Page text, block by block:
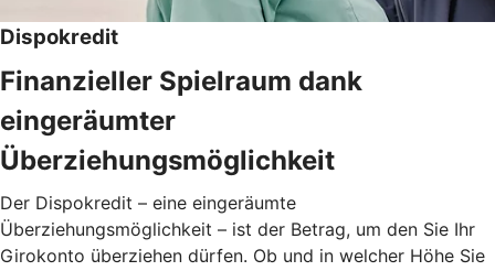
Dispokredit
Finanzieller Spielraum dank
eingeräumter
Überziehungsmöglichkeit
Der Dispokredit – eine eingeräumte
Überziehungsmöglichkeit – ist der Betrag, um den Sie Ihr
Girokonto überziehen dürfen. Ob und in welcher Höhe Sie